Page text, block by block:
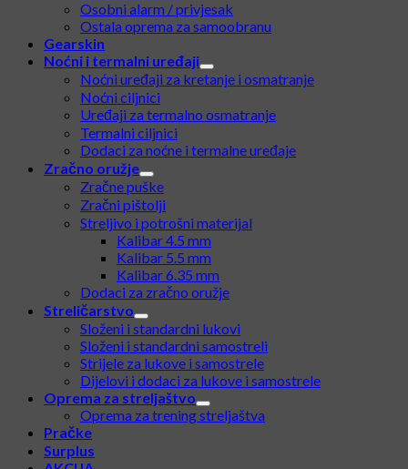
Osobni alarm / privjesak
Ostala oprema za samoobranu
Gearskin
Noćni i termalni uređaji
Noćni uređaji za kretanje i osmatranje
Noćni ciljnici
Uređaji za termalno osmatranje
Termalni ciljnici
Dodaci za noćne i termalne uređaje
Zračno oružje
Zračne puške
Zračni pištolji
Streljivo i potrošni materijal
Kalibar 4.5 mm
Kalibar 5.5 mm
Kalibar 6.35 mm
Dodaci za zračno oružje
Streličarstvo
Složeni i standardni lukovi
Složeni i standardni samostreli
Strijele za lukove i samostrele
Dijelovi i dodaci za lukove i samostrele
Oprema za streljaštvo
Oprema za trening streljaštva
Pračke
Surplus